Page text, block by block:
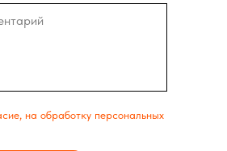
на обработку персональных